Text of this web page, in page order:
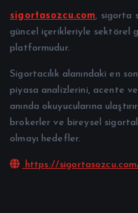
sigortasozcu.com, sigorta
güncel içerikleriyle sektörel
platformudur.
Sigortacılık alanındaki en
piyasa analizlerini, acente
anında okuyucularına
brokerler ve bireysel
olmayı hedefler.
https://